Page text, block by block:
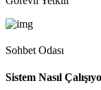
Sohbet Odası
Sistem Nasıl